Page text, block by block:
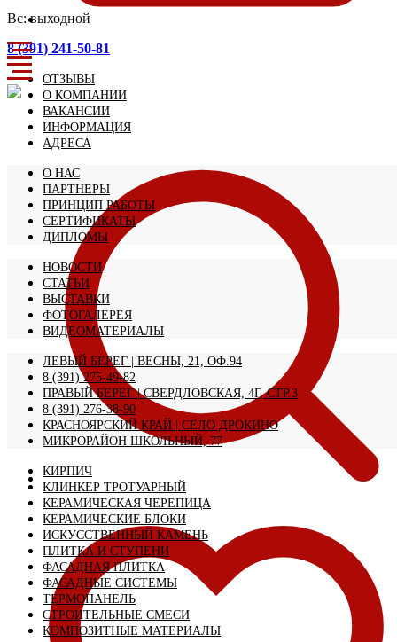
Вс: выходной
8 (391) 241-50-81
ОТЗЫВЫ
О КОМПАНИИ
ВАКАНСИИ
ИНФОРМАЦИЯ
АДРЕСА
О НАС
ПАРТНЕРЫ
ПРИНЦИП РАБОТЫ
СЕРТИФИКАТЫ
ДИПЛОМЫ
НОВОСТИ
СТАТЬИ
ВЫСТАВКИ
ФОТОГАЛЕРЕЯ
ВИДЕОМАТЕРИАЛЫ
ЛЕВЫЙ БЕРЕГ | ВЕСНЫ, 21, ОФ.94
8 (391) 275-49-82
ПРАВЫЙ БЕРЕГ | СВЕРДЛОВСКАЯ, 4Г, СТР.3
8 (391) 276-38-90
КРАСНОЯРСКИЙ КРАЙ | CЕЛО ДРОКИНО
МИКРОРАЙОН ШКОЛЬНЫЙ, 77
КИРПИЧ
КЛИНКЕР ТРОТУАРНЫЙ
КЕРАМИЧЕСКАЯ ЧЕРЕПИЦА
КЕРАМИЧЕСКИЕ БЛОКИ
ИСКУССТВЕННЫЙ КАМЕНЬ
ПЛИТКА И СТУПЕНИ
ФАСАДНАЯ ПЛИТКА
ФАСАДНЫЕ СИСТЕМЫ
ТЕРМОПАНЕЛЬ
СТРОИТЕЛЬНЫЕ СМЕСИ
КОМПОЗИТНЫЕ МАТЕРИАЛЫ